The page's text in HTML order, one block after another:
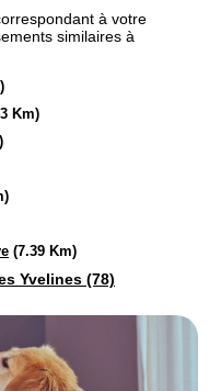
à votre
similaires à
Km)
(7.39 Km)
Yvelines (78)